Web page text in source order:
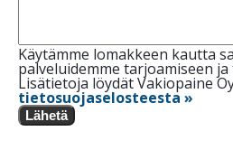
Käytämme lomakkeen kautta
palveluidemme tarjoamiseen
Lisätietoja löydät Vakiopaine
tietosuojaselosteesta »
Lähetä